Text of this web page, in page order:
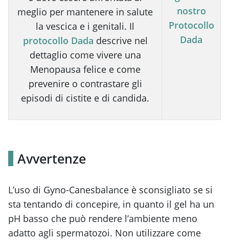
meglio per mantenere in salute
la vescica e i genitali. Il
protocollo Dada descrive nel
dettaglio come vivere una
Menopausa felice e come
prevenire o contrastare gli
episodi di cistite e di candida.
nostro
Protocollo
Dada
Avvertenze
L’uso di Gyno-Canesbalance è sconsigliato se si
sta tentando di concepire, in quanto il gel ha un
pH basso che può rendere l’ambiente meno
adatto agli spermatozoi. Non utilizzare come